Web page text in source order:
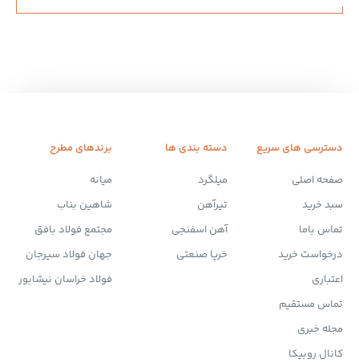
دسترسی های سریع
صفحه اصلی
سبد خرید
تماس باما
درخواست خرید
اعتباری
تماس مستقیم
مجله خبری
کانال روبیکا
دسته بندی ها
میلگرد
تیرآهن
آهن اسفنجی
خرپا صنعتی
برندهای مطرح
میانه
شاهین بناب
مجتمع فولاد بافق
جهان فولاد سیرجان
فولاد خراسان نیشابور